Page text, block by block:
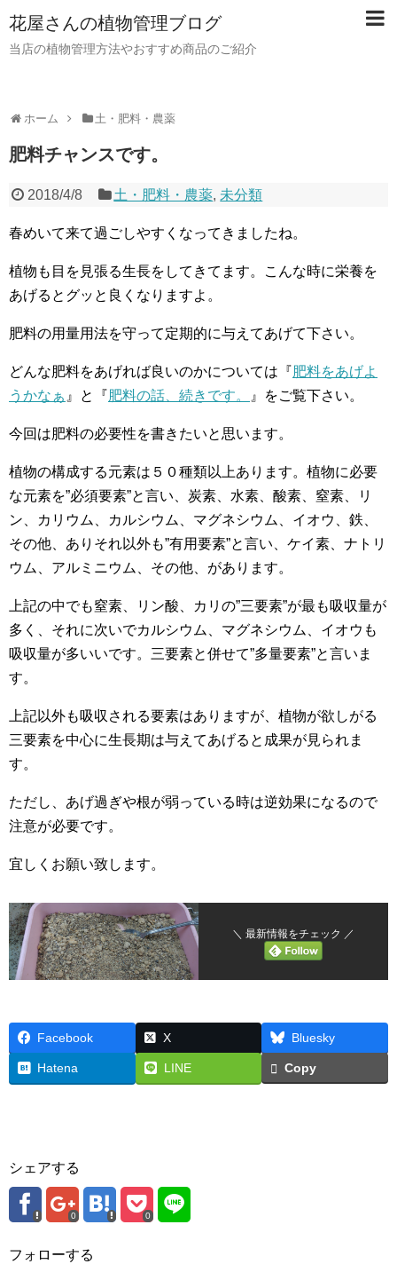
花屋さんの植物管理ブログ
当店の植物管理方法やおすすめ商品のご紹介
ホーム 土・肥料・農薬
肥料チャンスです。
2018/4/8 土・肥料・農薬, 未分類
春めいて来て過ごしやすくなってきましたね。
植物も目を見張る生長をしてきてます。こんな時に栄養を
あげるとグッと良くなりますよ。
肥料の用量用法を守って定期的に与えてあげて下さい。
どんな肥料をあげれば良いのかについては『肥料をあげよ
うかなぁ 』と『肥料の話、続きです。 』をご覧下さい。
今回は肥料の必要性を書きたいと思います。
植物の構成する元素は５０種類以上あります。植物に必要
な元素を”必須要素”と言い、炭素、水素、酸素、窒素、リ
ン、カリウム、カルシウム、マグネシウム、イオウ、鉄、
その他、ありそれ以外も”有用要素”と言い、ケイ素、ナトリ
ウム、アルミニウム、その他、があります。
上記の中でも窒素、リン酸、カリの”三要素”が最も吸収量が
多く、それに次いでカルシウム、マグネシウム、イオウも
吸収量が多いいです。三要素と併せて”多量要素”と言いま
す。
上記以外も吸収される要素はありますが、植物が欲しがる
三要素を中心に生長期は与えてあげると成果が見られま
す。
ただし、あげ過ぎや根が弱っている時は逆効果になるので
注意が必要です。
宜しくお願い致します。
＼ 最新情報をチェック ／
Facebook X Bluesky
Hatena LINE Copy
シェアする
0 0
フォローする